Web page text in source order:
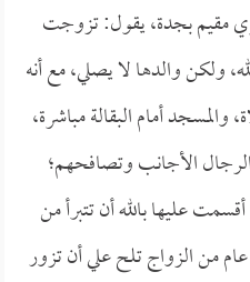
مقيم بجدة، يقول: تزوجت
ولكن والدها لا يصلي، مع أنه
أمام البقالة مباشرة،
الأجانب وتصافحهم؛
عليها بالله أن تتبرأ من
من الزواج تلح علي أن تزور